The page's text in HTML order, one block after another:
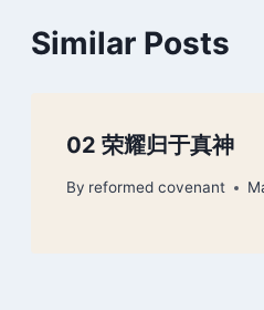
Similar Posts
02 荣耀归于真神
By reformed covenant